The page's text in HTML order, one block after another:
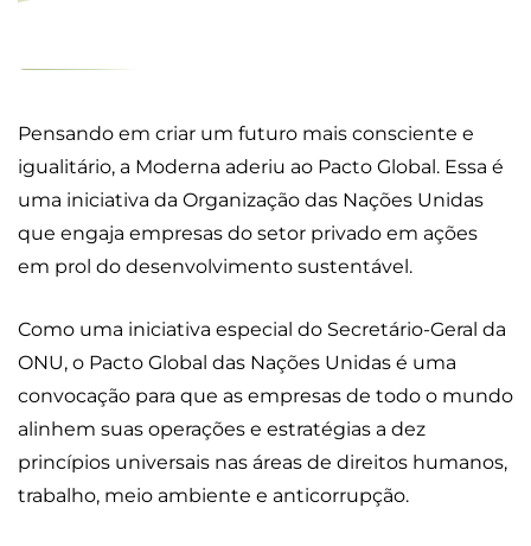
Pensando em criar um futuro mais consciente e
igualitário, a Moderna aderiu ao Pacto Global. Essa é
uma iniciativa da Organização das Nações Unidas
que engaja empresas do setor privado em ações
em prol do desenvolvimento sustentável.
Como uma iniciativa especial do Secretário-Geral da
ONU, o Pacto Global das Nações Unidas é uma
convocação para que as empresas de todo o mundo
alinhem suas operações e estratégias a dez
princípios universais nas áreas de direitos humanos,
trabalho, meio ambiente e anticorrupção.